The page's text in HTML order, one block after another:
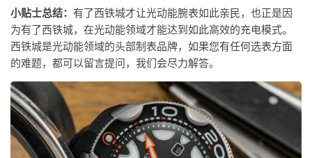
小贴士总结： 有了西铁城才让光动能腕表如此亲民，也正是因
为有了西铁城，在光动能领域才能达到如此高效的充电模式。
西铁城是光动能领域的头部制表品牌，如果您有任何选表方面
的难题，都可以留言提问，我们会尽力解答。